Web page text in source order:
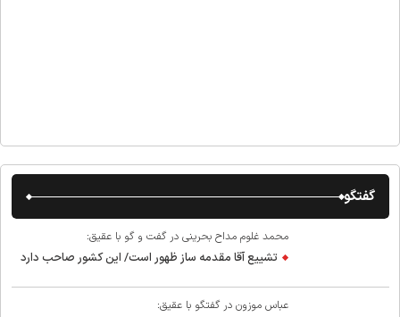
گفتگو
محمد غلوم مداح بحرینی در گفت و گو با عقیق:
تشییع آقا مقدمه ساز ظهور است/ این کشور صاحب دارد
عباس موزون در گفتگو با عقیق: